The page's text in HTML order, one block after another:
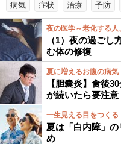
病気 症状 治療 予防
夜の医学～老化する人
（1）夜の過ご
む体の修復
夏に増えるお腹の病気
【胆嚢炎】食後
が続いたら要注意
一生見える目をつくる
夏は「白内障」
め